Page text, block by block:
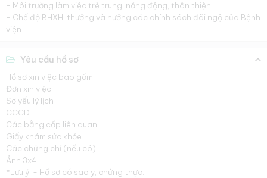
- Môi trường làm việc trẻ trung, năng động, thân thiện.
- Chế độ BHXH, thưởng và hưởng các chính sách đãi ngộ của Bệnh
viện.
Yêu cầu hồ sơ
Hồ sơ xin việc bao gồm:
Đơn xin việc
Sơ yếu lý lịch
CCCD
Các bằng cấp liên quan
Giấy khám sức khỏe
Các chứng chỉ (nếu có)
Ảnh 3x4.
*Lưu ý: - Hồ sơ có sao y, chứng thực.